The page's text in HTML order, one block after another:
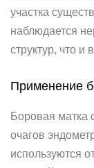
участка
наблюдается
структур, что и
Применение
Боровая матка
очагов
используются